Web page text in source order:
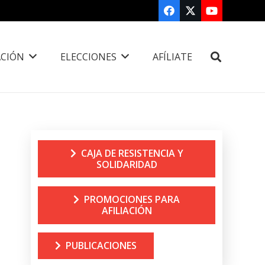
ELECCIONES AFÍLIATE
CAJA DE RESISTENCIA Y
SOLIDARIDAD
PROMOCIONES PARA
AFILIACIÓN
PUBLICACIONES